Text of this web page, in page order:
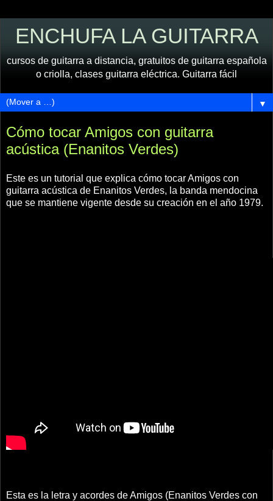
ENCHUFA LA GUITARRA
cursos de guitarra a distancia, gratuitos de guitarra española
o criolla, clases guitarra eléctrica. Guitarra fácil
▼
Cómo tocar Amigos con guitarra
acústica (Enanitos Verdes)
Este es un tutorial que explica cómo tocar Amigos con
guitarra acústica de Enanitos Verdes, la banda mendocina
que se mantiene vigente desde su creación en el año 1979.
Esta es la letra y acordes de Amigos (Enanitos Verdes con